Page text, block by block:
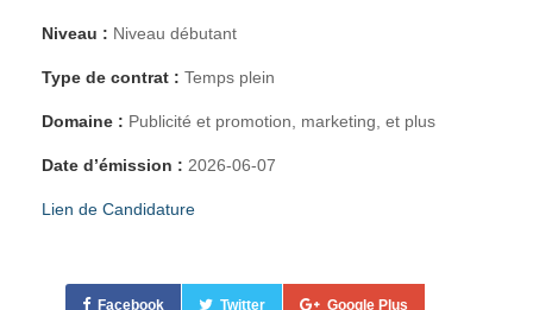
Niveau : Niveau débutant
Type de contrat : Temps plein
Domaine : Publicité et promotion, marketing, et plus
Date d’émission : 2026-06-07
Lien de Candidature
Facebook Twitter Google Plus